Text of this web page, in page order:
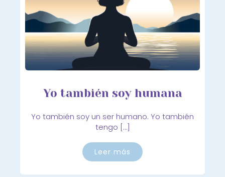
Yo también soy humana
Yo también soy un ser humano. Yo también
tengo […]
Leer más